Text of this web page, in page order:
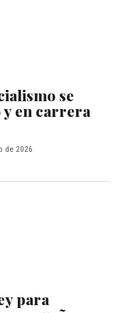
se
en carrera
de 2026
para